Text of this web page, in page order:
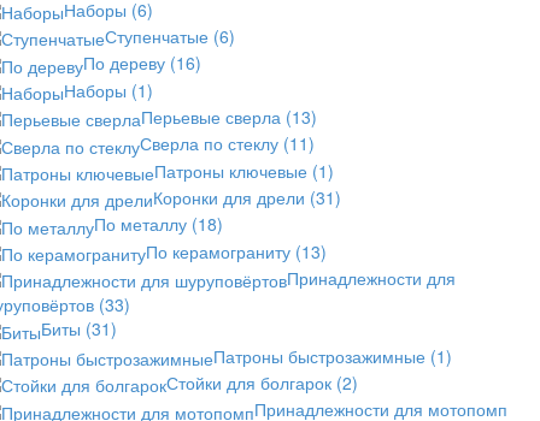
Наборы (6)
Ступенчатые (6)
По дереву (16)
Наборы (1)
Перьевые сверла (13)
Сверла по стеклу (11)
Патроны ключевые (1)
Коронки для дрели (31)
По металлу (18)
По керамограниту (13)
Принадлежности для
(33)
Биты (31)
Патроны быстрозажимные (1)
Стойки для болгарок (2)
Принадлежности для мотопомп